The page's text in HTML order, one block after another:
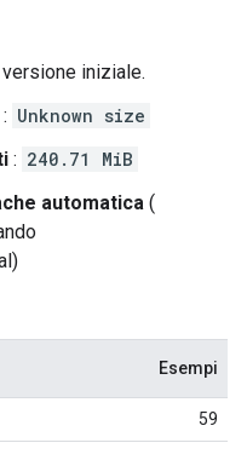
iniziale.
: Unknown size
: 240.71 MiB
automatica (
Esempi
59